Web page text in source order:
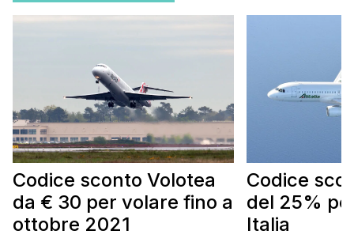
Codice sconto Volotea
da € 30 per volare fino a
ottobre 2021
Codice
del 25%
Italia